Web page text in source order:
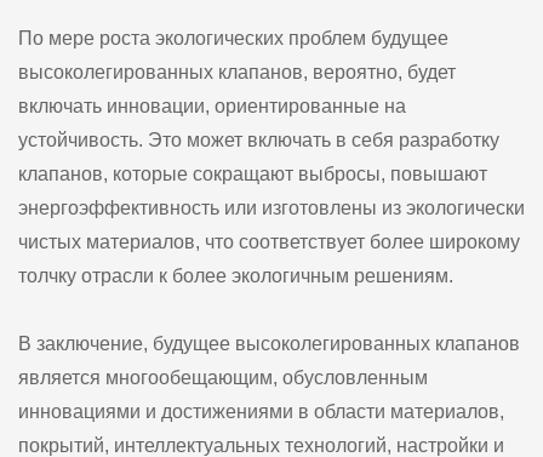
По мере роста экологических проблем будущее
высоколегированных клапанов, вероятно, будет
включать инновации, ориентированные на
устойчивость. Это может включать в себя разработку
клапанов, которые сокращают выбросы, повышают
энергоэффективность или изготовлены из экологически
чистых материалов, что соответствует более широкому
толчку отрасли к более экологичным решениям.
В заключение, будущее высоколегированных клапанов
является многообещающим, обусловленным
инновациями и достижениями в области материалов,
покрытий, интеллектуальных технологий, настройки и